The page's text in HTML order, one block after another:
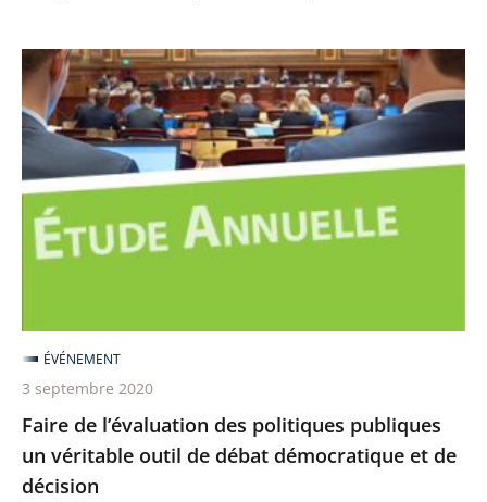
Faire
de
l’évaluation
politiques
publiques
un
de
débat
démocratique
et
de
décision
Faire de l’évaluation des politiques publiques
un véritable outil de débat démocratique et de
décision
ÉVÉNEMENT
3 septembre 2020